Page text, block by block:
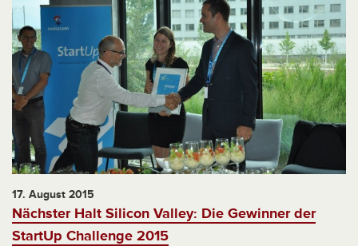
17. August 2015
Nächster Halt Silicon Valley: Die Gewinner der
StartUp Challenge 2015